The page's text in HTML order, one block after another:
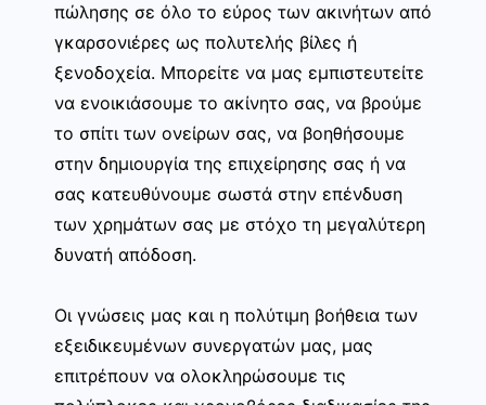
πώλησης σε όλο το εύρος των ακινήτων από
γκαρσονιέρες ως πολυτελής βίλες ή
ξενοδοχεία. Μπορείτε να μας εμπιστευτείτε
να ενοικιάσουμε το ακίνητο σας, να βρούμε
το σπίτι των ονείρων σας, να βοηθήσουμε
στην δημιουργία της επιχείρησης σας ή να
σας κατευθύνουμε σωστά στην επένδυση
των χρημάτων σας με στόχο τη μεγαλύτερη
δυνατή απόδοση.
Οι γνώσεις μας και η πολύτιμη βοήθεια των
εξειδικευμένων συνεργατών μας, μας
επιτρέπουν να ολοκληρώσουμε τις